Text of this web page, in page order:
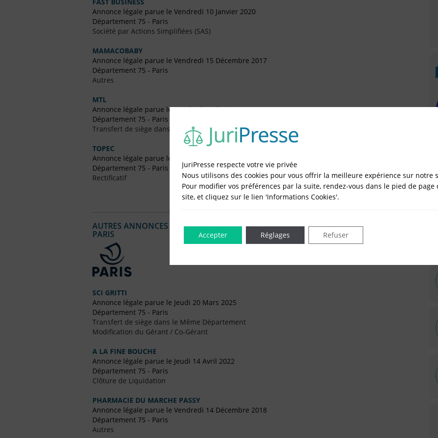
Annonce légale parue le Vendredi 10 Janvier 2020
Département 75 - Paris
Société par Actions Simplifiées (SAS)
MAMACOBABY
Annonce légale parue le Vendredi 15 Décembre 2017
Département 75 - Paris
Autres
MTL
Annonce légale parue le Vendredi 3 Février 2017
Département 75 - Paris
Transfert de siège dans un Autre Département (Arrivée)
TOPEC
Annonce légale parue le Vendredi 12 Février 2016
Département 75 - Paris
Rectificatif
AUTRES ANNONCES LÉGALES PUBLIÉES EN LIGNE DANS LE DÉPARTEMENT DU 75 -
PARIS
SCI GRITTI
Annonce légale parue le Jeudi 20 Mars 2025
Département 75 - Paris
Transfert de siège dans le Même Département
Modification du Gérant / Co-Gérant
A LA FINE BOUCHE
Annonce légale parue le Jeudi 14 Avril 2022
Département 75 - Paris
Clôture de Liquidation
PHARMACIE DU MARCHE PASSY
Annonce légale parue le Vendredi 14 Décembre 2018
Département 75 - Paris
Autres
JuriPresse respecte votre vie privée
Nous utilisons des cookies pour vous offrir la meilleure expérience sur notre
Pour modifier vos préférences par la suite, rendez-vous dans le pied de page
site, et cliquez sur le lien 'Informations Cookies'.
Accepter Refuser
Réglages